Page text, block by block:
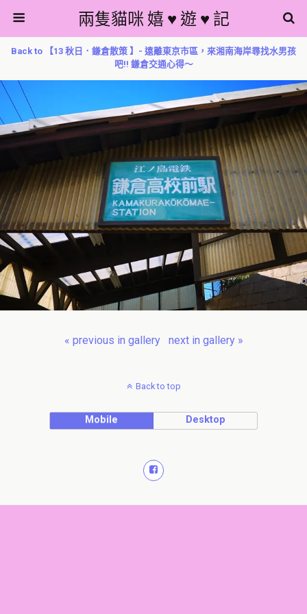
兩隻貓咪 嬉 ♥ 遊 ♥ 記
Back to 【13 秋日．鎌倉散策 】- 遠離東京市區，來湘南海岸尋找水男孩
吧!! 鎌倉交通心得～
« previous in gallery next in gallery »
Back to top
Mobile Desktop